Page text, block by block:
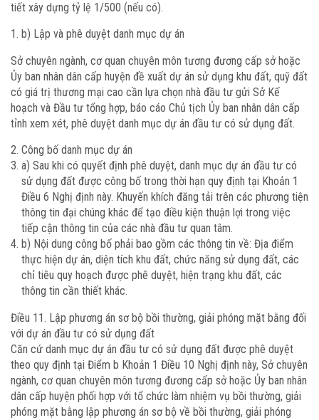
tiết xây dựng tỷ lệ 1/500 (nếu có).
b) Lập và phê duyệt danh mục dự án
Sở chuyên ngành, cơ quan chuyên môn tương đương cấp sở hoặc
Ủy ban nhân dân cấp huyện đề xuất dự án sử dụng khu đất, quỹ đất
có giá trị thương mại cao cần lựa chọn nhà đầu tư gửi Sở Kế
hoạch và Đầu tư tổng hợp, báo cáo Chủ tịch Ủy ban nhân dân cấp
tỉnh xem xét, phê duyệt danh mục dự án đầu tư có sử dụng đất.
Công bố danh mục dự án
a) Sau khi có quyết định phê duyệt, danh mục dự án đầu tư có
sử dụng đất được công bố trong thời hạn quy định tại Khoản 1
Điều 6 Nghị định này. Khuyến khích đăng tải trên các phương tiện
thông tin đại chúng khác để tạo điều kiện thuận lợi trong việc
tiếp cận thông tin của các nhà đầu tư quan tâm.
b) Nội dung công bố phải bao gồm các thông tin về: Địa điểm
thực hiện dự án, diện tích khu đất, chức năng sử dụng đất, các
chỉ tiêu quy hoạch được phê duyệt, hiện trạng khu đất, các
thông tin cần thiết khác.
Điều 11. Lập phương án sơ bộ bồi thường, giải phóng mặt bằng đối
với dự án đầu tư có sử dụng đất
Căn cứ danh mục dự án đầu tư có sử dụng đất được phê duyệt
theo quy định tại Điểm b Khoản 1 Điều 10 Nghị định này, Sở chuyên
ngành, cơ quan chuyên môn tương đương cấp sở hoặc Ủy ban nhân
dân cấp huyện phối hợp với tổ chức làm nhiệm vụ bồi thường, giải
phóng mặt bằng lập phương án sơ bộ về bồi thường, giải phóng